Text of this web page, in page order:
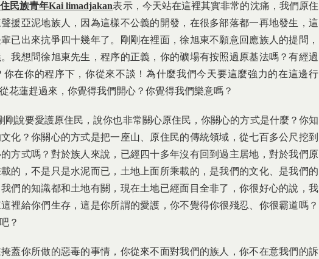
民族青年Kai limadjakan表示，今天站在這裡其實非常的沈痛，我們原住
援亞泥地族人，因為這樣不公義的開發，在很多部落都一再地發生，這
已出來抗爭四十幾年了。剛剛在裡面，徐旭東不願意回應族人的提問，
我想問徐旭東先生，程序的正義，你的礦場有按照過原基法嗎？有經過
在你的程序下，你從來不談！為什麼我們今天要這麼強力的在這邊行
花蓮趕過來，你覺得我們開心？你覺得我們樂意嗎？
剛說要愛護原住民，說你也非常關心原住民，你關心的方式是什麼？你知
化？你關心的方式是把一座山、原住民的傳統領域，從七百多公尺挖到
方式嗎？對於族人來說，已經四十多年沒有回到過主居地，對於我們原
的，不是只是水泥而已，土地上面所乘載的，是我們的文化、是我們的
們的知識都和土地有關，現在土地已經面目全非了，你很好心的說，我
裡給你們生存，這是你所謂的愛護，你不覺得你很殘忍、你很霸道嗎？
？
蓋你所做的惡毒的事情，你從來不面對我們的族人，你不在意我們的訴